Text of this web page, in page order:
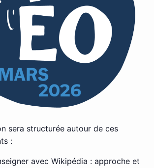
sera structurée autour de ces
:
avec Wikipédia : approche et